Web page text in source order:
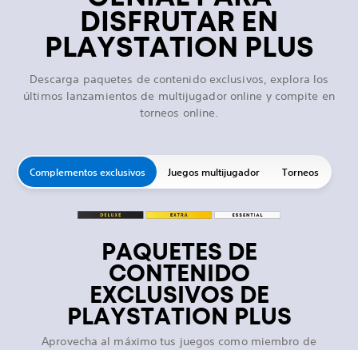
DISFRUTAR EN
PLAYSTATION PLUS
Descarga paquetes de contenido exclusivos, explora los
últimos lanzamientos de multijugador online y compite en
torneos online.
Complementos exclusivos Juegos multijugador Torneos
PAQUETES DE
CONTENIDO
EXCLUSIVOS DE
PLAYSTATION PLUS
Aprovecha al máximo tus juegos como miembro de